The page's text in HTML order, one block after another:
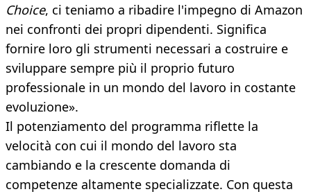
Choice, ci teniamo a ribadire l'impegno di Amazon
nei confronti dei propri dipendenti. Significa
fornire loro gli strumenti necessari a costruire e
sviluppare sempre più il proprio futuro
professionale in un mondo del lavoro in costante
evoluzione».
Il potenziamento del programma riflette la
velocità con cui il mondo del lavoro sta
cambiando e la crescente domanda di
competenze altamente specializzate. Con questa